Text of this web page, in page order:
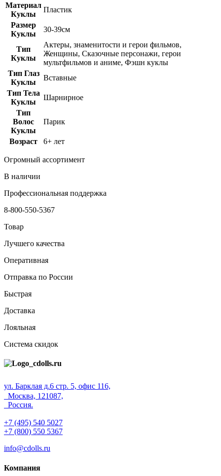
Материал
Куклы
Пластик
Размер
Куклы
30-39см
Тип
Куклы
Актеры, знаменитости и герои фильмов,
Женщины, Сказочные персонажи, герои
мультфильмов и аниме, Фэшн куклы
Тип Глаз
Куклы
Вставные
Тип Тела
Куклы
Шарнирное
Тип
Волос
Куклы
Парик
Возраст 6+ лет
Огромный ассортимент
В наличии
Профессиональная поддержка
8-800-550-5367
Товар
Лучшего качества
Оперативная
Отправка по России
Быстрая
Доставка
Лояльная
Система скидок
ул. Барклая д.6 стр. 5, офис 116,
Москва, 121087,
Россия.
+7 (495) 540 5027
+7 (800) 550 5367
info@cdolls.ru
Компания